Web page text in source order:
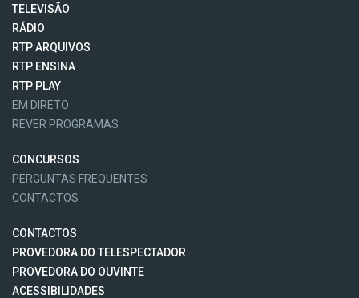
TELEVISÃO
RÁDIO
RTP ARQUIVOS
RTP ENSINA
RTP PLAY
EM DIRETO
REVER PROGRAMAS
CONCURSOS
PERGUNTAS FREQUENTES
CONTACTOS
CONTACTOS
PROVEDORA DO TELESPECTADOR
PROVEDORA DO OUVINTE
ACESSIBILIDADES